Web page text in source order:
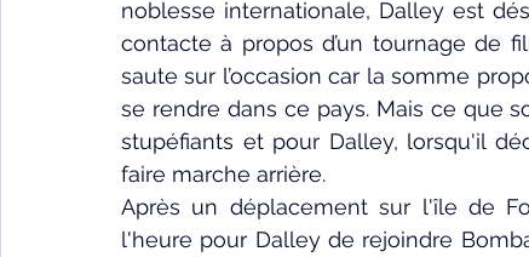
noblesse internationale, Dalley est
contacte à propos d’un tournage de
saute sur l’occasion car la somme
se rendre dans ce pays. Mais ce que
stupéfiants et pour Dalley, lorsqu'il
faire marche arrière.
Après un déplacement sur l'île de
l'heure pour Dalley de rejoindre